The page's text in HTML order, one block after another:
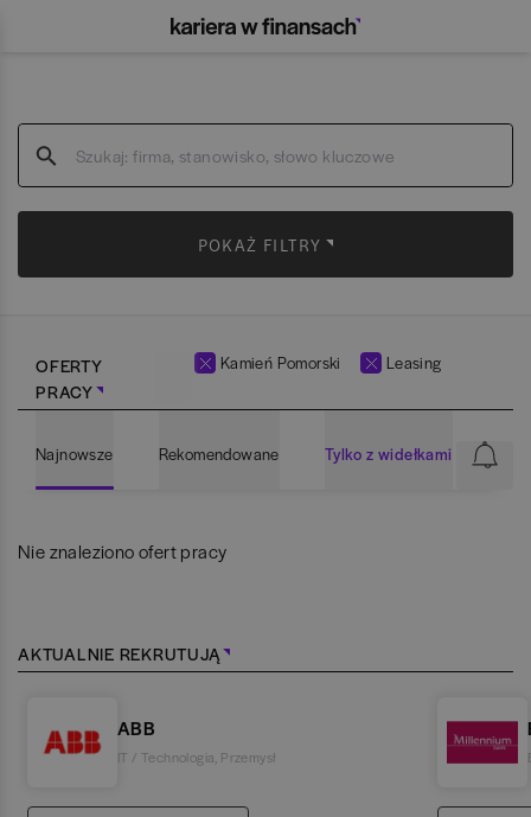
POKAŻ FILTRY
OFERTY
PRACY
Kamień Pomorski Leasing
Najnowsze Rekomendowane Tylko z widełkami
Nie znaleziono ofert pracy
AKTUALNIE REKRUTUJĄ
ABB
IT / Technologia Przemysł